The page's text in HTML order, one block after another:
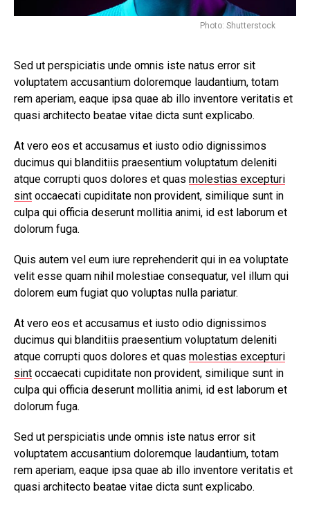
Photo: Shutterstock
Sed ut perspiciatis unde omnis iste natus error sit
voluptatem accusantium doloremque laudantium, totam
rem aperiam, eaque ipsa quae ab illo inventore veritatis et
quasi architecto beatae vitae dicta sunt explicabo.
At vero eos et accusamus et iusto odio dignissimos
ducimus qui blanditiis praesentium voluptatum deleniti
atque corrupti quos dolores et quas molestias excepturi
sint occaecati cupiditate non provident, similique sunt in
culpa qui officia deserunt mollitia animi, id est laborum et
dolorum fuga.
Quis autem vel eum iure reprehenderit qui in ea voluptate
velit esse quam nihil molestiae consequatur, vel illum qui
dolorem eum fugiat quo voluptas nulla pariatur.
At vero eos et accusamus et iusto odio dignissimos
ducimus qui blanditiis praesentium voluptatum deleniti
atque corrupti quos dolores et quas molestias excepturi
sint occaecati cupiditate non provident, similique sunt in
culpa qui officia deserunt mollitia animi, id est laborum et
dolorum fuga.
Sed ut perspiciatis unde omnis iste natus error sit
voluptatem accusantium doloremque laudantium, totam
rem aperiam, eaque ipsa quae ab illo inventore veritatis et
quasi architecto beatae vitae dicta sunt explicabo.